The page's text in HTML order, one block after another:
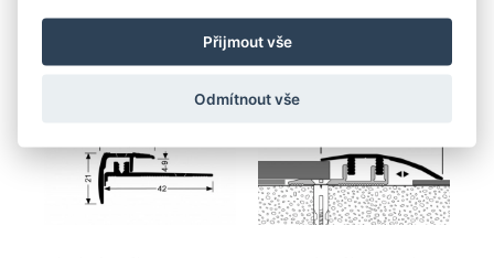
Přijmout vše
Odmítnout vše